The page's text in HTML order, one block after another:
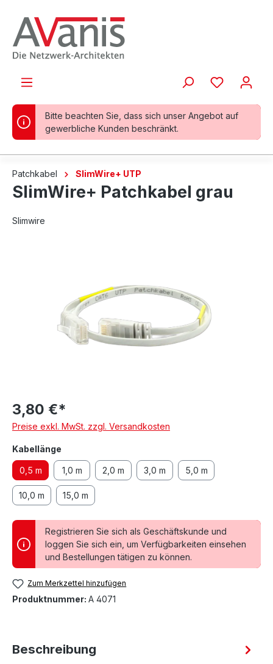
Bitte beachten Sie, dass sich unser Angebot auf
gewerbliche Kunden beschränkt.
Patchkabel SlimWire+ UTP
SlimWire+ Patchkabel grau
Slimwire
3,80 €*
Preise exkl. MwSt. zzgl. Versandkosten
Kabellänge
0,5 m 1,0 m 2,0 m 3,0 m 5,0 m
10,0 m 15,0 m
Registrieren Sie sich als Geschäftskunde und
loggen Sie sich ein, um Verfügbarkeiten einsehen
und Bestellungen tätigen zu können.
Zum Merkzettel hinzufügen
Produktnummer: A 4071
Beschreibung